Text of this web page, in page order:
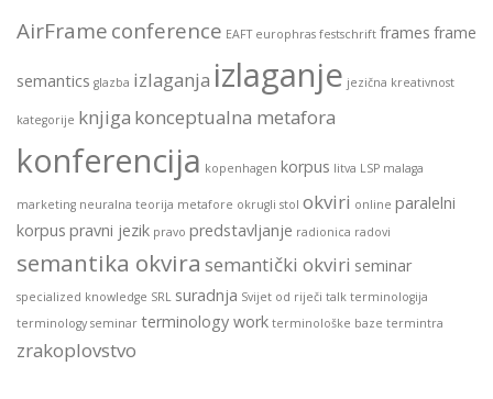
AirFrameconference EAFT europhras festschrift frames frame
semantics glazba izlaganja izlaganje jezična kreativnost
kategorije knjiga konceptualna metafora
konferencija kopenhagen korpus litva LSP malaga
marketing neuralna teorija metafore okrugli stol okviri online paralelni
korpus pravni jezik pravo predstavljanje radionica radovi
semantika okvira semantički okviri seminar
specialized knowledge SRL suradnja Svijet od riječi talk terminologija
terminology seminar terminology work terminološke baze termintra
zrakoplovstvo